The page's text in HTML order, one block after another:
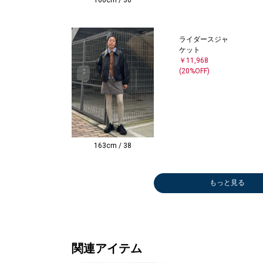
163cm / 38
ライダースジャ
ケット
￥11,968
(20%OFF)
デニムパンツ
￥4,488
カーディ
￥6,600
ブーツ/ブーテ
ィー
ニット/セータ
ー
ストール
ラー
ショルダーバッ
グ
その他パンツ
￥10,450
パンプス
￥
デニムパンツ
￥7,040
ストール/マフ
ラー
ブーツ/ブーテ
ィー
ショルダーバッ
グ
ブーツ/
ィー
￥11,440
ノーカラ
ケット
ボストンバッグ
￥16,500
その他パ
￥7,040
スニーカー
￥15,400
レッグウ
ー
ステンカラーコ
ート
ブーツ/ブーテ
ィー
ネックレ
￥7,920
ブーツ/ブーテ
ィー
ブーツ/ブーテ
ィー
ニット/
ー
ブーツ/ブーテ
ィー
その他ア
￥
カーディガン
￥12,320
ブーツ/ブーテ
ィー
デニムパンツ
￥7,040
モカシン
キシュ
その他パンツ
￥15,400
ニット/セータ
ー
￥17,050
モカシン/デッ
キシューズ
￥13,200
ボストンバッグ
￥11,550
ブーツ/
ィー
ショルダーバッ
グ
カーディ
￥9,900
ブーツ/ブーテ
ィー
ブーツ/ブーテ
ィー
ニット/
ー
Tシャツ/カット
ソー
ショルダーバッ
グ
ブーツ/
ィー
もっと見る
関連アイテム